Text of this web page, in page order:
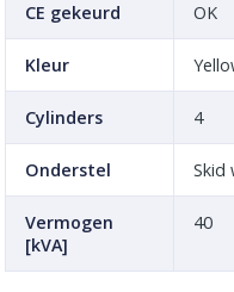
CE gekeurd OK
Kleur
Cylinders 4
Onderstel Skid
Vermogen
[kVA]
40